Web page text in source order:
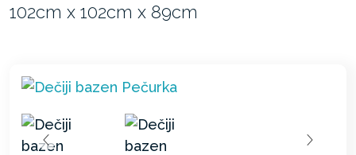
102cm x 102cm x 89cm